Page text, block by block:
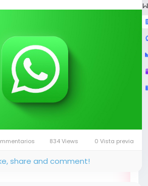
834 Views 0 Vista previa
share and comment!